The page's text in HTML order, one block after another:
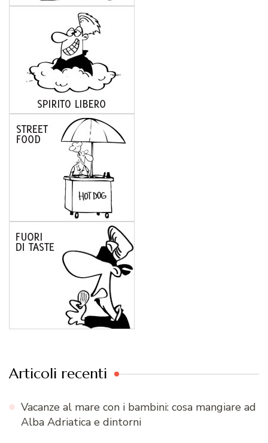
Articoli recenti
Vacanze al mare con i bambini: cosa mangiare ad
Alba Adriatica e dintorni